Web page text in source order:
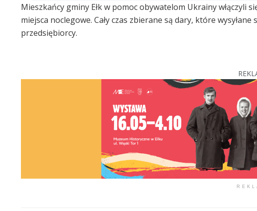
Mieszkańcy gminy Ełk w pomoc obywatelom Ukrainy włączyli
miejsca noclegowe. Cały czas zbierane są dary, które
przedsiębiorcy.